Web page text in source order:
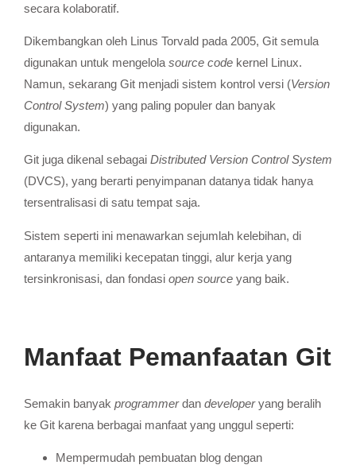
secara kolaboratif.
Dikembangkan oleh Linus Torvald pada 2005, Git semula
digunakan untuk mengelola source code kernel Linux.
Namun, sekarang Git menjadi sistem kontrol versi (Version
Control System) yang paling populer dan banyak
digunakan.
Git juga dikenal sebagai Distributed Version Control System
(DVCS), yang berarti penyimpanan datanya tidak hanya
tersentralisasi di satu tempat saja.
Sistem seperti ini menawarkan sejumlah kelebihan, di
antaranya memiliki kecepatan tinggi, alur kerja yang
tersinkronisasi, dan fondasi open source yang baik.
Manfaat Pemanfaatan Git
Semakin banyak programmerdan developeryang beralih
ke Git karena berbagai manfaat yang unggul seperti:
Mempermudah pembuatan blog dengan